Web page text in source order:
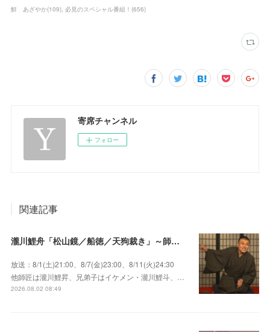
鮮 あざやか(109) 必見のスペシャル番組！ (656)
寄席チャンネル
フォロー
関連記事
瀧川鯉舟「松山鏡／船徳／天狗裁き」～師匠はあの唯一無二の雰囲気で爆笑をさらう瀧川鯉昇！
放送：8/1(土)21:00、8/7(金)23:00、8/11(火)24:30
他師匠は瀧川鯉昇、兄弟子はイケメン・瀧川鯉斗、…
2026.08.02 08:49